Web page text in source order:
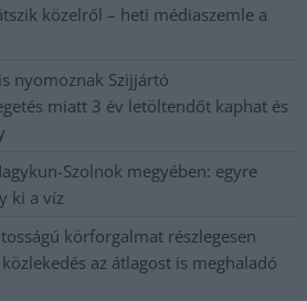
közelről – heti médiaszemle a
nyomoznak Szijjártó
miatt 3 év letöltendőt kaphat és
Szolnok megyében: egyre
ki a víz
körforgalmat részlegesen
az átlagost is meghaladó